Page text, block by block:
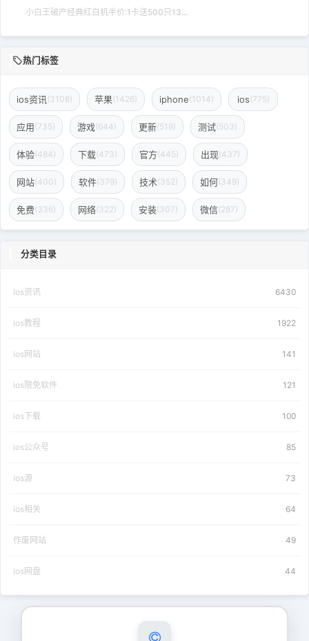
小白王破产经典红白机半价:1卡送500只13...
热门标签
ios资讯 (3108) 苹果(1426) iphone(1014) ios(775)
应用(735) 游戏(644) 更新(519) 测试(503)
体验(484) 下载(473) 官方(445) 出现(437)
网站(400) 软件(379) 技术(352) 如何(349)
免费(336) 网络(322) 安装(307) 微信(287)
分类目录
Ios资讯 6430
ios教程 1922
ios网站 141
ios限免软件 121
ios下载 100
ios公众号 85
ios源 73
ios相关 64
作废网站 49
ios网盘 44